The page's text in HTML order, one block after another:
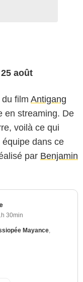
août
film Antigang
en streaming. De
voilà ce qui
dans ce
par Benjamin
30min
Mayance